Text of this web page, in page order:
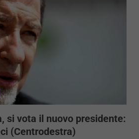
si vota il nuovo presidente:
(Centrodestra)